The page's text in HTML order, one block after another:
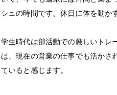
ュの時間です。休日に体を動
生時代は部活動での厳しいト
、現在の営業の仕事でも活か
いると感じます。